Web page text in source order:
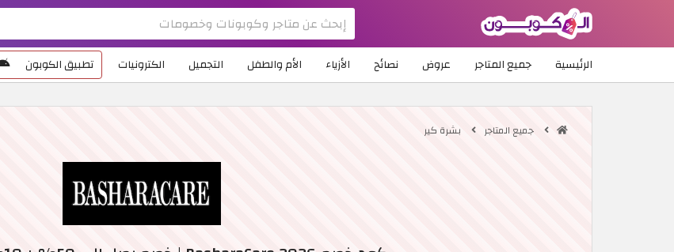
الرئيسية جميع المتاجر عروض نصائح الأزياء الأم والطفل التجميل الكترونيات تطبيق الكوبون
جميع المتاجر بشرة كير